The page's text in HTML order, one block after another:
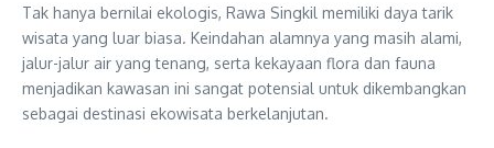
Tak hanya bernilai ekologis, Rawa Singkil memiliki daya tarik
wisata yang luar biasa. Keindahan alamnya yang masih alami,
jalur-jalur air yang tenang, serta kekayaan flora dan fauna
menjadikan kawasan ini sangat potensial untuk dikembangkan
sebagai destinasi ekowisata berkelanjutan.